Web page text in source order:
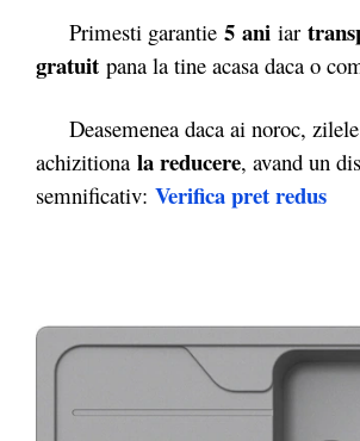
Primesti garantie 5 ani iar
gratuit pana la tine acasa daca o
Deasemenea daca ai noroc,
achizitiona la reducere, avand un
semnificativ: Verifica pret redus